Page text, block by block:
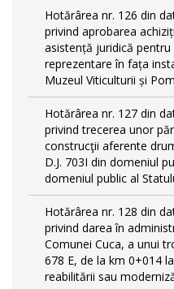
Hotărârea nr. 126 din
privind aprobarea
asistență juridică
reprezentare în fața
Muzeul Viticulturii și
Hotărârea nr. 127 din
privind trecerea unor
construcţii aferente
D.J. 703I din domeniul
domeniul public al
Hotărârea nr. 128 din
privind darea în
Comunei Cuca, a unui
678 E, de la km 0+014
reabilitării sau